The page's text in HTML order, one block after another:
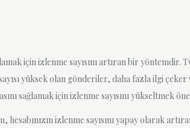
için izlenme sayısını artıran bir yöntemdir.
yüksek olan gönderiler, daha fazla ilgi çeker
sağlamak için izlenme sayısını yükseltmek
izlenme sayısını yapay olarak